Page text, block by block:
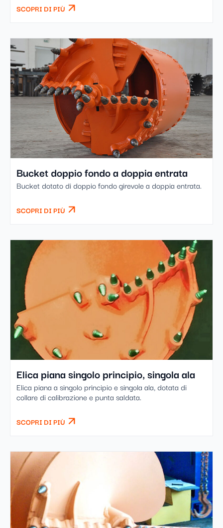
SCOPRI DI PIÙ
Bucket doppio fondo a doppia entrata
Bucket dotato di doppio fondo girevole a doppia entrata.
SCOPRI DI PIÙ
Elica piana singolo principio, singola ala
Elica piana a singolo principio e singola ala, dotata di
collare di calibrazione e punta saldata.
SCOPRI DI PIÙ